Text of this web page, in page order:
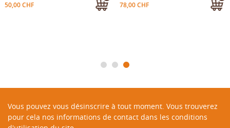
50,00 CHF 78,00 CHF
Vous pouvez vous désinscrire à tout moment. Vous trouverez
pour cela nos informations de contact dans les conditions